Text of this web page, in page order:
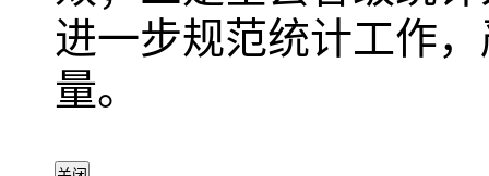
进一步规范统计工作
量。